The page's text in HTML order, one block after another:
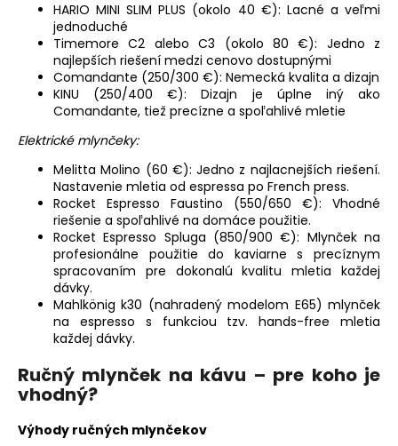
HARIO MINI SLIM PLUS (okolo 40 €): Lacné a veľmi
jednoduché
Timemore C2 alebo C3 (okolo 80 €): Jedno z
najlepších riešení medzi cenovo dostupnými
Comandante (250/300 €): Nemecká kvalita a dizajn
KINU (250/400 €): Dizajn je úplne iný ako
Comandante, tiež precízne a spoľahlivé mletie
Elektrické mlynčeky:
Melitta Molino (60 €): Jedno z najlacnejších riešení.
Nastavenie mletia od espressa po French press.
Rocket Espresso Faustino (550/650 €): Vhodné
riešenie a spoľahlivé na domáce použitie.
Rocket Espresso Spluga (850/900 €): Mlynček na
profesionálne použitie do kaviarne s precíznym
spracovaním pre dokonalú kvalitu mletia každej
dávky.
Mahlkönig k30 (nahradený modelom E65) mlynček
na espresso s funkciou tzv. hands-free mletia
každej dávky.
Ručný mlynček na kávu – pre koho je
vhodný?
Výhody ručných mlynčekov